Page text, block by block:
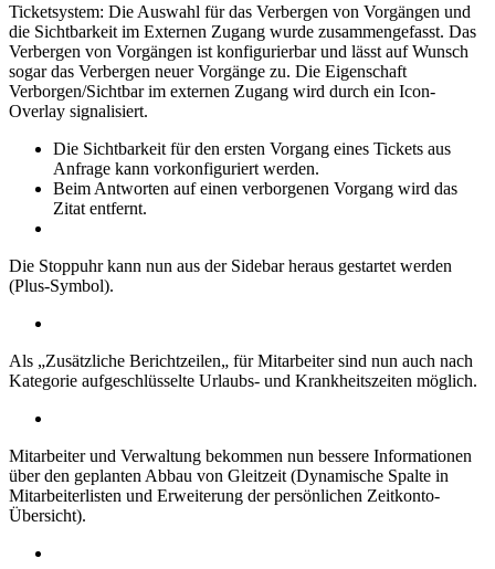
Ticketsystem: Die Auswahl für das Verbergen von Vorgängen und
die Sichtbarkeit im Externen Zugang wurde zusammengefasst. Das
Verbergen von Vorgängen ist konfigurierbar und lässt auf Wunsch
sogar das Verbergen neuer Vorgänge zu. Die Eigenschaft
Verborgen/Sichtbar im externen Zugang wird durch ein Icon-
Overlay signalisiert.
Die Sichtbarkeit für den ersten Vorgang eines Tickets aus
Anfrage kann vorkonfiguriert werden.
Beim Antworten auf einen verborgenen Vorgang wird das
Zitat entfernt.
Die Stoppuhr kann nun aus der Sidebar heraus gestartet werden
(Plus-Symbol).
Als „Zusätzliche Berichtzeilen„ für Mitarbeiter sind nun auch nach
Kategorie aufgeschlüsselte Urlaubs- und Krankheitszeiten möglich.
Mitarbeiter und Verwaltung bekommen nun bessere Informationen
über den geplanten Abbau von Gleitzeit (Dynamische Spalte in
Mitarbeiterlisten und Erweiterung der persönlichen Zeitkonto-
Übersicht).